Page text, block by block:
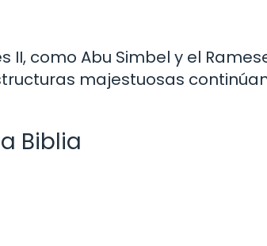
como Abu Simbel y el
majestuosas
Biblia